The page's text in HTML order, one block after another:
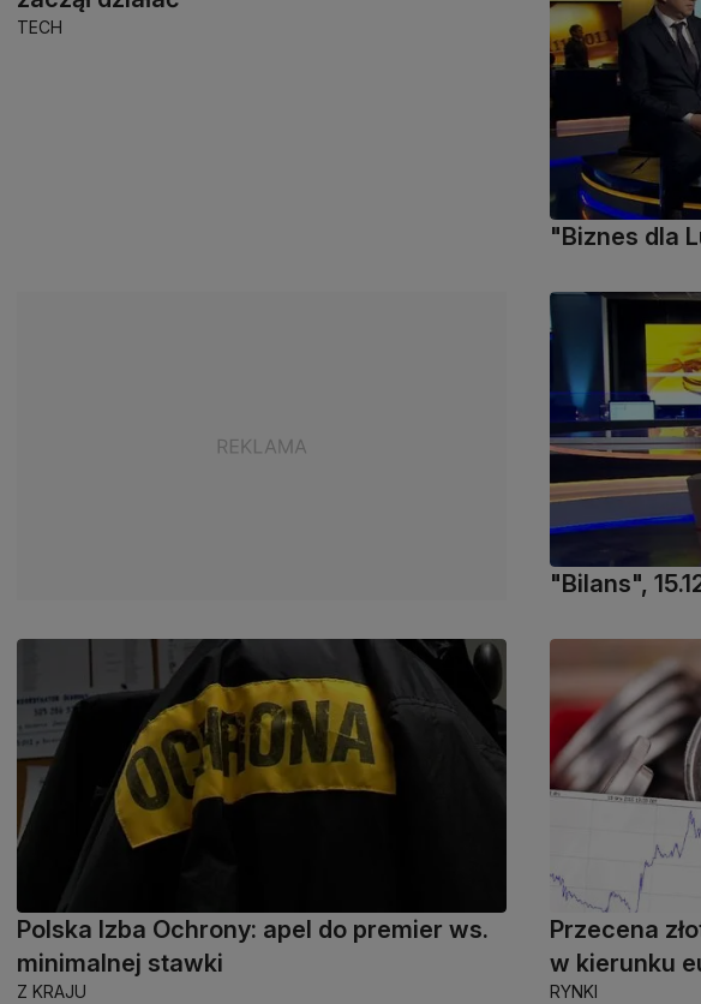
TECH
"Biznes dla
"Bilans",
Polska Izba Ochrony: apel do premier ws.
minimalnej stawki
Z KRAJU
Przecena
w kierunku
RYNKI